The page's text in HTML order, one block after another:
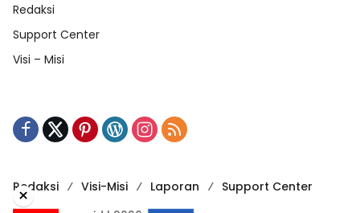
Redaksi
Support Center
Visi – Misi
Redaksi Visi-Misi Laporan
Support Center
×